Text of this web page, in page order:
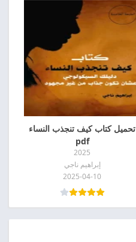
تحميل كتاب كيف تنجذب النساء
pdf
2025
إبراهيم ناجي
2025-04-10